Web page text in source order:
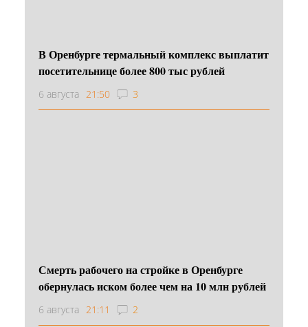
В Оренбурге термальный комплекс выплатит
посетительнице более 800 тыс рублей
6 августа 21:50 3
Смерть рабочего на стройке в Оренбурге
обернулась иском более чем на 10 млн рублей
6 августа 21:11 2